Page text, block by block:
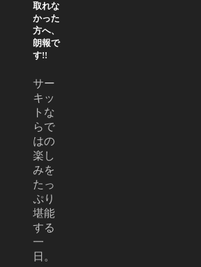
取れな
かった
方へ、
朗報で
す!!
サー
キッ
トな
らで
はの
楽し
みを
たっ
ぷり
堪能
する
一
日。